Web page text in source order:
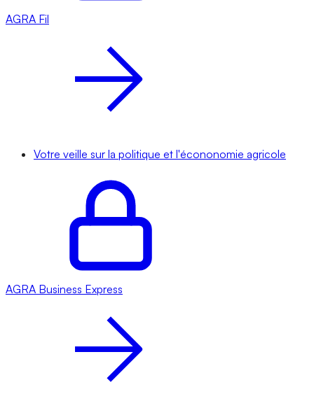
AGRA Fil
Votre veille sur la politique et l'écononomie agricole
AGRA Business Express